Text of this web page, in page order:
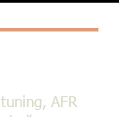
AFR